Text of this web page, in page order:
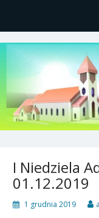
Parafia
Gutkowo, ul.
I Niedziela
01.12.2019
1 grudnia 2019